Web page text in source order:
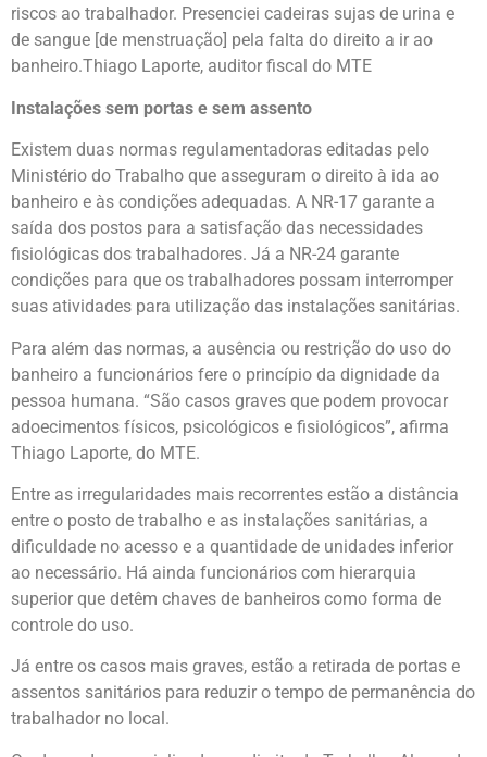
riscos ao trabalhador. Presenciei cadeiras sujas de urina e
de sangue [de menstruação] pela falta do direito a ir ao
banheiro.Thiago Laporte, auditor fiscal do MTE
Instalações sem portas e sem assento
Existem duas normas regulamentadoras editadas pelo
Ministério do Trabalho que asseguram o direito à ida ao
banheiro e às condições adequadas. A NR-17 garante a
saída dos postos para a satisfação das necessidades
fisiológicas dos trabalhadores. Já a NR-24 garante
condições para que os trabalhadores possam interromper
suas atividades para utilização das instalações sanitárias.
Para além das normas, a ausência ou restrição do uso do
banheiro a funcionários fere o princípio da dignidade da
pessoa humana. “São casos graves que podem provocar
adoecimentos físicos, psicológicos e fisiológicos”, afirma
Thiago Laporte, do MTE.
Entre as irregularidades mais recorrentes estão a distância
entre o posto de trabalho e as instalações sanitárias, a
dificuldade no acesso e a quantidade de unidades inferior
ao necessário. Há ainda funcionários com hierarquia
superior que detêm chaves de banheiros como forma de
controle do uso.
Já entre os casos mais graves, estão a retirada de portas e
assentos sanitários para reduzir o tempo de permanência do
trabalhador no local.